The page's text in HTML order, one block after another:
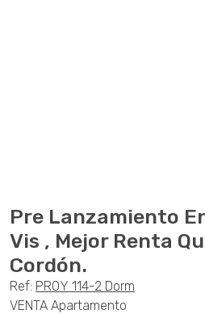
Pre Lanzamiento
Vis , Mejor Renta
Cordón.
Ref: PROY 114-2 Dorm
VENTA Apartamento